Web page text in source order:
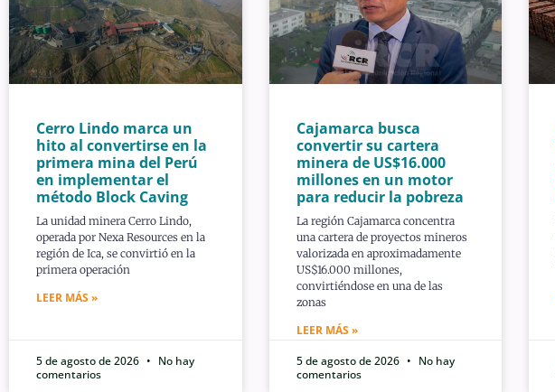
Cerro Lindo marca un
hito al convertirse en la
primera mina del Perú
en implementar el
método Block Caving
La unidad minera Cerro Lindo,
operada por Nexa Resources en la
región de Ica, se convirtió en la
primera operación
LEER MÁS »
5 de agosto de 2026
No hay
comentarios
Cajamarca busca
convertir su cartera
minera de US$16.000
millones en un motor
para reducir la pobreza
La región Cajamarca concentra
una cartera de proyectos mineros
valorizada en aproximadamente
US$16.000 millones,
convirtiéndose en una de las
zonas
LEER MÁS »
5 de agosto de 2026
No hay
comentarios